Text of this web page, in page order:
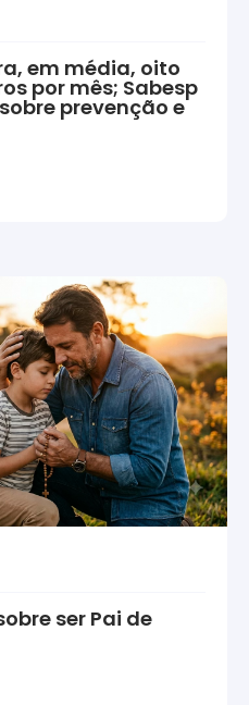
em média, oito
por mês; Sabesp
prevenção e
ser Pai de